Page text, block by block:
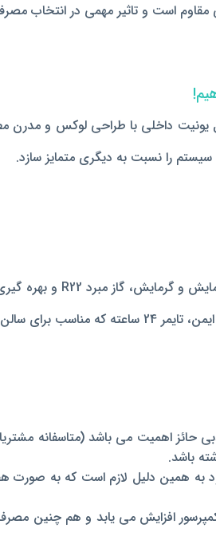
مقاوم است و تاثیر مهمی در انتخاب
را نسبت به دیگری متمایز سازد.
می باشد.
حائز اهمیت می باشد (متاسفانه
باشد.
همین دلیل لازم است که به صورت
افزایش می یابد و هم چنین